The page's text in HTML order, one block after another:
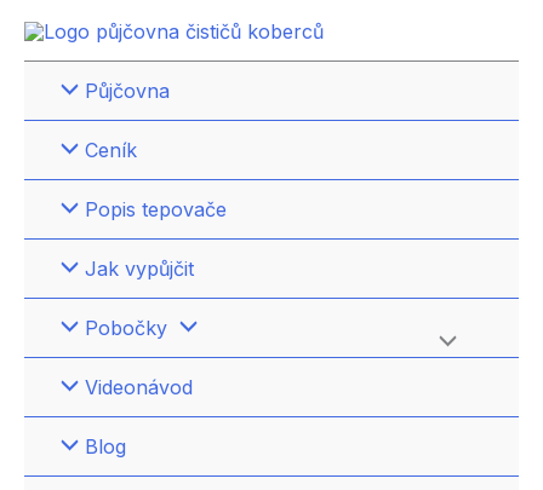
Přeskočit
Půjčovna
Ceník
Popis tepovače
Jak vypůjčit
Pobočky
Přepínač
Videonávod
Blog